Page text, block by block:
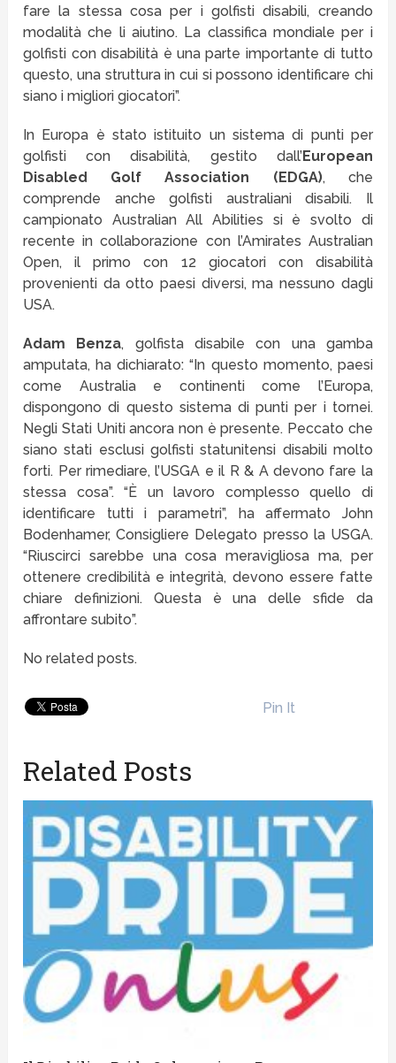
fare la stessa cosa per i golfisti disabili, creando
modalità che li aiutino. La classifica mondiale per i
golfisti con disabilità è una parte importante di tutto
questo, una struttura in cui si possono identificare chi
siano i migliori giocatori”.
In Europa è stato istituito un sistema di punti per
golfisti con disabilità, gestito dall’European
Disabled Golf Association (EDGA), che
comprende anche golfisti australiani disabili. Il
campionato Australian All Abilities si è svolto di
recente in collaborazione con l’Amirates Australian
Open, il primo con 12 giocatori con disabilità
provenienti da otto paesi diversi, ma nessuno dagli
USA.
Adam Benza, golfista disabile con una gamba
amputata, ha dichiarato: “In questo momento, paesi
come Australia e continenti come l’Europa,
dispongono di questo sistema di punti per i tornei.
Negli Stati Uniti ancora non è presente. Peccato che
siano stati esclusi golfisti statunitensi disabili molto
forti. Per rimediare, l’USGA e il R & A devono fare la
stessa cosa”. “È un lavoro complesso quello di
identificare tutti i parametri”, ha affermato John
Bodenhamer, Consigliere Delegato presso la USGA.
“Riuscirci sarebbe una cosa meravigliosa ma, per
ottenere credibilità e integrità, devono essere fatte
chiare definizioni. Questa è una delle sfide da
affrontare subito”.
No related posts.
Pin It
Related Posts